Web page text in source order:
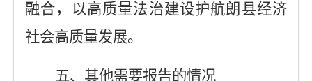
融合，以高质量法治建设护航朗县经济
社会高质量发展。
五、其他需要报告的情况